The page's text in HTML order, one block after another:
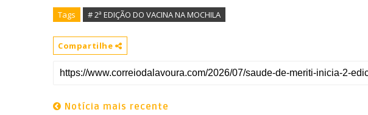
Tags # 2ª EDIÇÃO DO VACINA NA MOCHILA
Compartilhe
Notícia mais recente